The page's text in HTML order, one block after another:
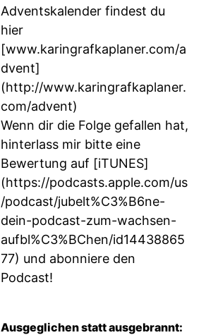
Adventskalender findest du
hier
[www.karingrafkaplaner.com/a
dvent]
(http://www.karingrafkaplaner.
com/advent)
Wenn dir die Folge gefallen hat,
hinterlass mir bitte eine
Bewertung auf [iTUNES]
(https://podcasts.apple.com/us
/podcast/jubelt%C3%B6ne-
dein-podcast-zum-wachsen-
aufbl%C3%BChen/id14438865
77) und abonniere den
Podcast!
Ausgeglichen statt ausgebrannt: